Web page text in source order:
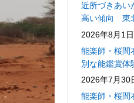
近所づきあい
高い傾向 東
2026年8月1日
能楽師・桜間
別な能鑑賞体
2026年7月30
能楽師・桜間